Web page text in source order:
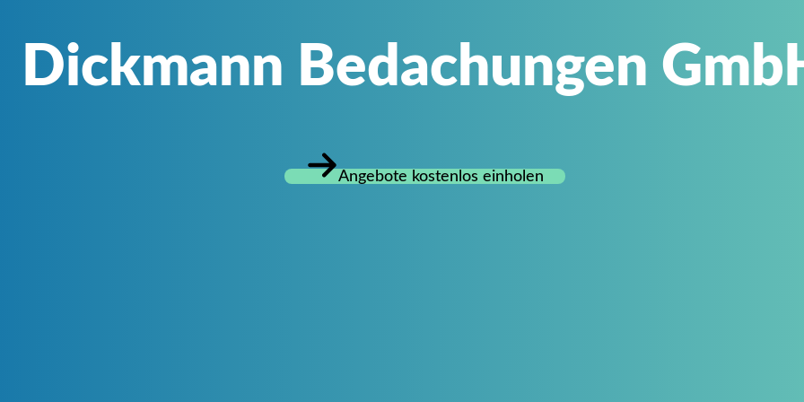
Dickmann Bedachungen
Angebote kostenlos einholen